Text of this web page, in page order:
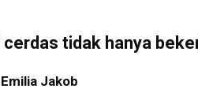
tidak hanya
Jakob